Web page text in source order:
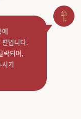
에
입니다.
락되며,
시기